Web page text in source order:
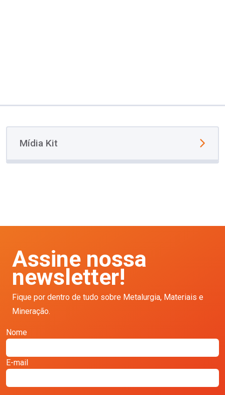
Mídia Kit
Assine nossa
newsletter!
Fique por dentro de tudo sobre Metalurgia, Materiais e
Mineração.
Nome
E-mail